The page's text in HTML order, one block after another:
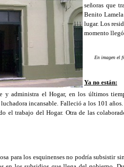
señoras que
Benito
lugar. Los
momento
En imagen el
Ya no están:
y administra el Hogar, en los últimos
incansable. Falleció a los 101
el trabajo del Hogar. Otra de las
para los esquinenses no podría subsistir